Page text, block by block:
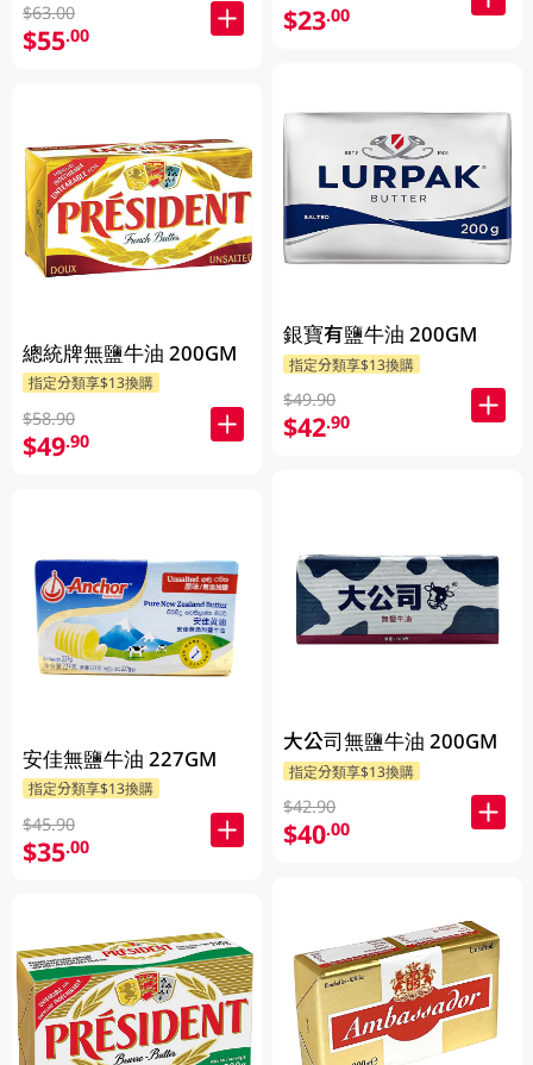
$63.00
$55.00
總統牌無鹽牛油 200GM
指定分類享$13換購
$58.90
$49.90
安佳無鹽牛油 227GM
指定分類享$13換購
$45.90
$35.00
$23.00
銀寶有鹽牛油 200GM
指定分類享$13換購
$49.90
$42.90
大公司無鹽牛油 200GM
指定分類享$13換購
$42.90
$40.00